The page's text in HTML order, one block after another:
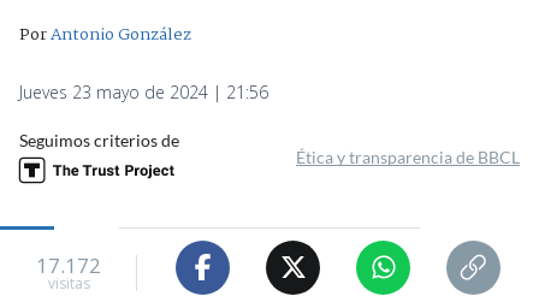
PorAntonio González
Jueves 23 mayo de 2024 | 21:56
Seguimos criterios de
Ética y transparencia de BBCL
17.172
visitas